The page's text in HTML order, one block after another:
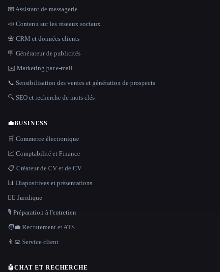
📧 Assistant de messagerie
📣 Contenu sur les réseaux sociaux
📇 CRM et données clients
🪧 Générateur de publicités
✉️ Marketing par e-mail
📞 Sensibilisation des ventes et génération de prospects
🔍 SEO et recherche de mots clés
💼BUSINESS
🛒 Commerce électronique
📈 Comptabilité et Finance
📋 Créateur de CV et de CV
📊 Diapositives et présentations
👩‍⚖️ Juridique
🎙️ Préparation à l'entretien
🧑‍💼 Recrutement et ATS
👨‍💻 Service client
🤖CHAT ET RECHERCHE